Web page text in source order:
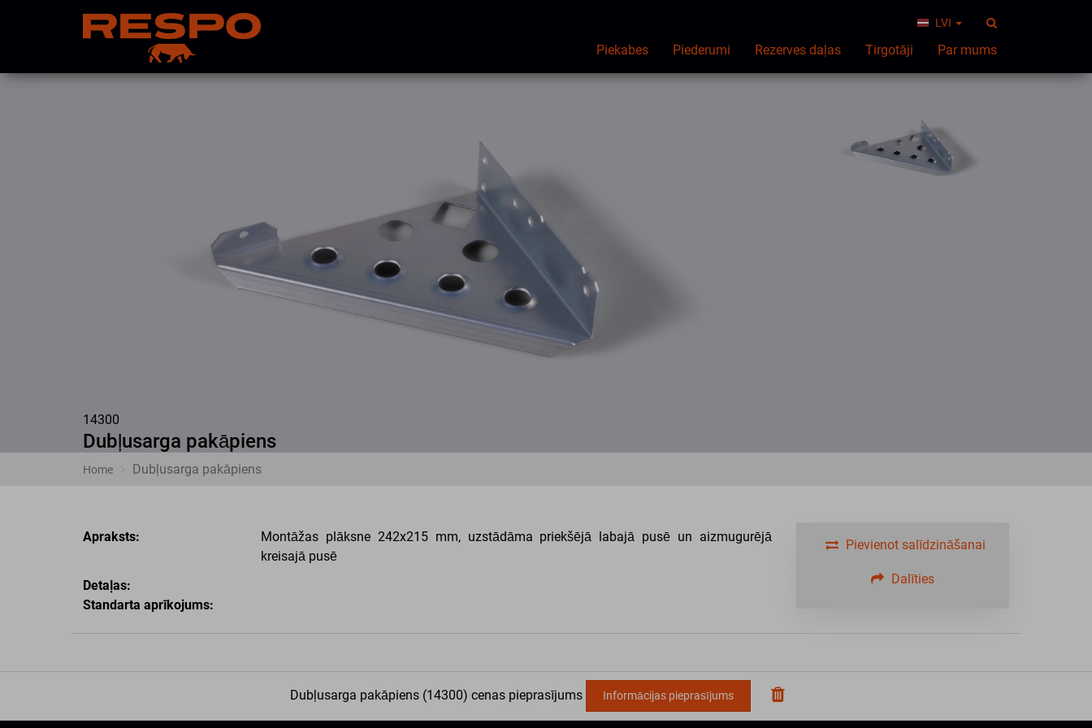
LVI
Piekabes Piederumi Rezerves daļas Tirgotāji Par mums
14300
Dubļusarga pakāpiens
Home Dubļusarga pakāpiens
Apraksts:
Montāžas plāksne 242x215 mm, uzstādāma priekšējā labajā pusē un aizmugurējā
kreisajā pusē
Detaļas:
Standarta aprīkojums:
Pievienot salīdzināšanai
Dalīties
Dubļusarga pakāpiens (14300) cenas pieprasījums Informācijas pieprasījums